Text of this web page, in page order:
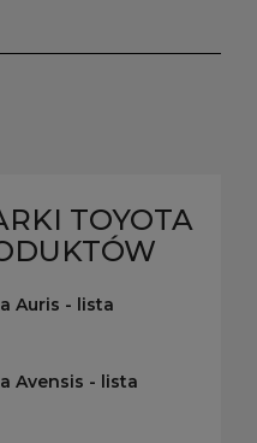
TOYOTA
Auris - lista
Avensis - lista